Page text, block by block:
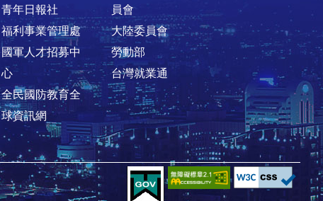
青年日報社
福利事業管理處
國軍人才招募中
心
全民國防教育全
球資訊網
員會
大陸委員會
勞動部
台灣就業通